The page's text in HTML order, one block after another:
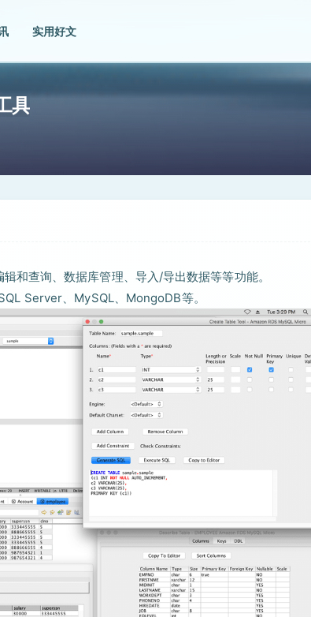
实用好文
具
和查询、数据库管理、导入/导出数据等等功能。
Server、MySQL、MongoDB等。